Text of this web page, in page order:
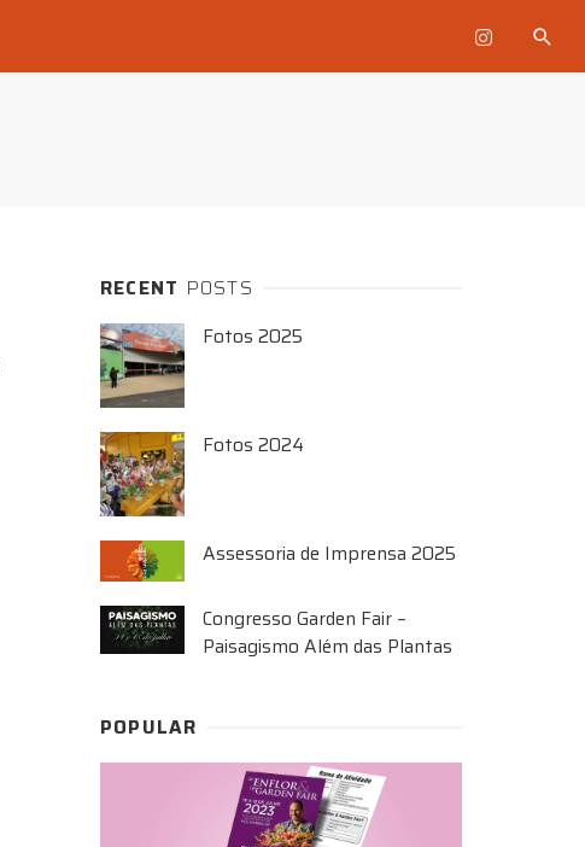
RECENT POSTS
Fotos 2025
Fotos 2024
Assessoria de Imprensa 2025
Congresso Garden Fair –
Paisagismo Além das Plantas
POPULAR